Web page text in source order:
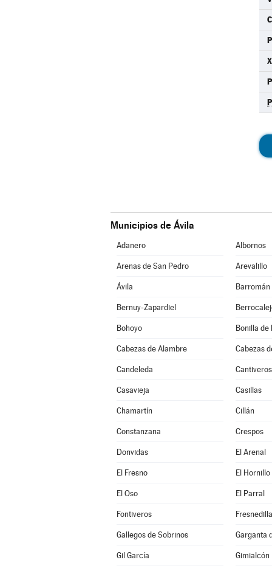
Municipios de Ávila
Adanero Albornos
Arenas de San Pedro Arevalillo
Ávila Barromán
Bernuy-Zapardiel
Bohoyo Bonilla de
Cabezas de Alambre Cabezas
Candeleda Cantiveros
Casavieja Casillas
Chamartín Cillán
Constanzana Crespos
Donvidas El Arenal
El Fresno El Hornillo
El Oso El Parral
Fontiveros Fresnedilla
Gallegos de Sobrinos Garganta
Gil García Gimialcón